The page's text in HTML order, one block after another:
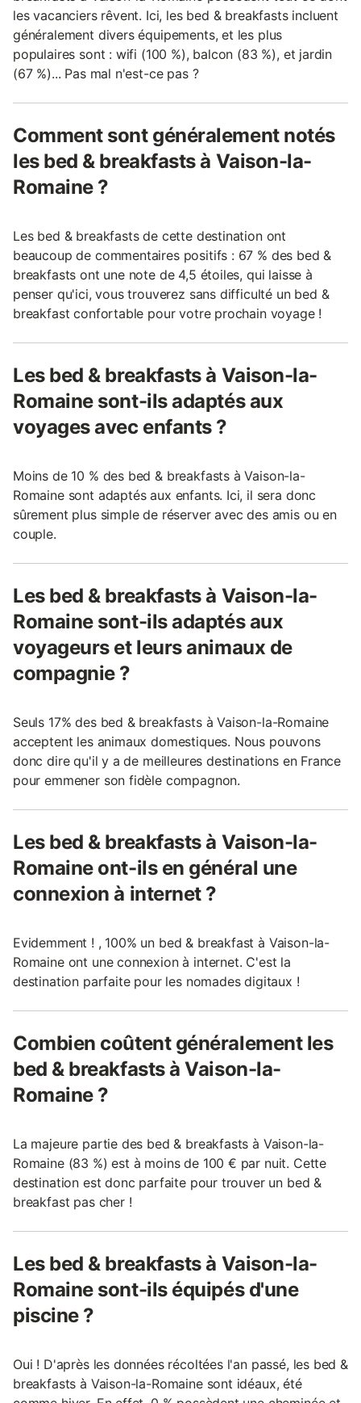
les vacanciers rêvent. Ici, les bed & breakfasts incluent
généralement divers équipements, et les plus
populaires sont : wifi (100 %), balcon (83 %), et jardin
(67 %)... Pas mal n'est-ce pas ?
Comment sont généralement notés
les bed & breakfasts à Vaison-la-
Romaine ?
Les bed & breakfasts de cette destination ont
beaucoup de commentaires positifs : 67 % des bed &
breakfasts ont une note de 4,5 étoiles, qui laisse à
penser qu'ici, vous trouverez sans difficulté un bed &
breakfast confortable pour votre prochain voyage !
Les bed & breakfasts à Vaison-la-
Romaine sont-ils adaptés aux
voyages avec enfants ?
Moins de 10 % des bed & breakfasts à Vaison-la-
Romaine sont adaptés aux enfants. Ici, il sera donc
sûrement plus simple de réserver avec des amis ou en
couple.
Les bed & breakfasts à Vaison-la-
Romaine sont-ils adaptés aux
voyageurs et leurs animaux de
compagnie ?
Seuls 17% des bed & breakfasts à Vaison-la-Romaine
acceptent les animaux domestiques. Nous pouvons
donc dire qu'il y a de meilleures destinations en France
pour emmener son fidèle compagnon.
Les bed & breakfasts à Vaison-la-
Romaine ont-ils en général une
connexion à internet ?
Evidemment ! , 100% un bed & breakfast à Vaison-la-
Romaine ont une connexion à internet. C'est la
destination parfaite pour les nomades digitaux !
Combien coûtent généralement les
bed & breakfasts à Vaison-la-
Romaine ?
La majeure partie des bed & breakfasts à Vaison-la-
Romaine (83 %) est à moins de 100 € par nuit. Cette
destination est donc parfaite pour trouver un bed &
breakfast pas cher !
Les bed & breakfasts à Vaison-la-
Romaine sont-ils équipés d'une
piscine ?
Oui ! D'après les données récoltées l'an passé, les bed &
breakfasts à Vaison-la-Romaine sont idéaux, été